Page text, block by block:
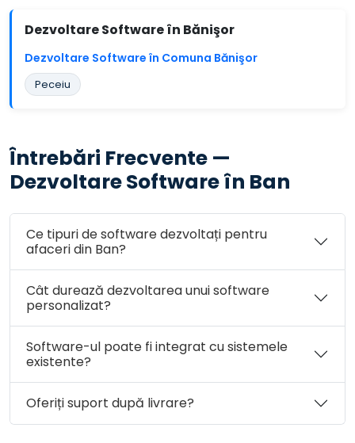
Dezvoltare Software în Bănişor
Dezvoltare Software în Comuna Bănişor
Peceiu
Întrebări Frecvente —
Dezvoltare Software în Ban
Ce tipuri de software dezvoltați pentru
afaceri din Ban?
Cât durează dezvoltarea unui software
personalizat?
Software-ul poate fi integrat cu sistemele
existente?
Oferiți suport după livrare?